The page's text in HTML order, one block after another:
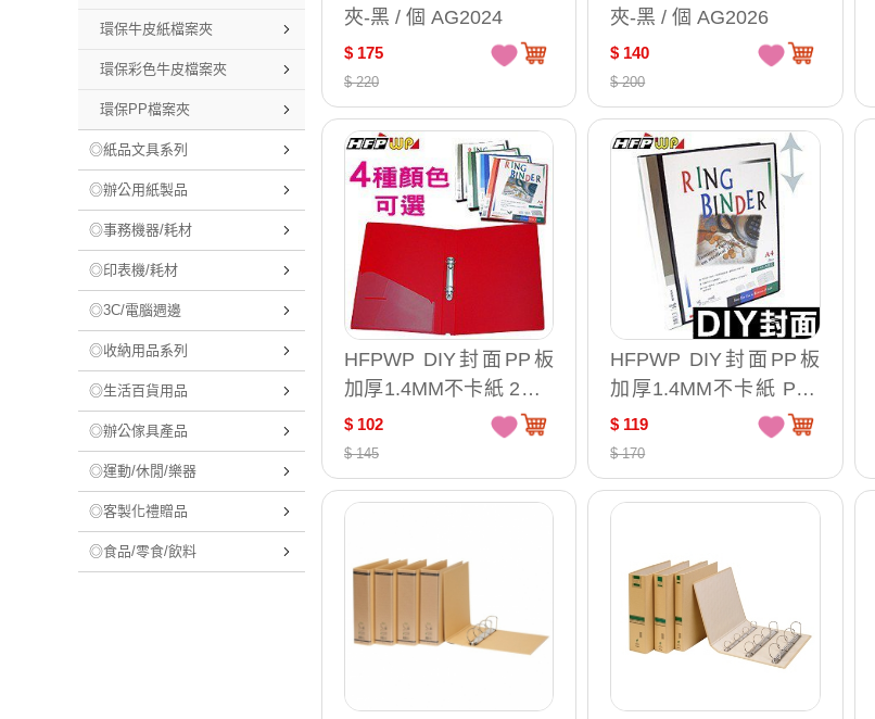
環保牛皮紙檔案夾
環保彩色牛皮檔案夾
環保PP檔案夾
◎紙品文具系列
◎辦公用紙製品
◎事務機器/耗材
◎印表機/耗材
◎3C/電腦週邊
◎收納用品系列
◎生活百貨用品
◎辦公傢具產品
◎運動/休閒/樂器
◎客製化禮贈品
◎食品/零食/飲料
夾-黑 / 個 AG2024
$ 175
$ 220
夾-黑 / 個 AG2026
$ 140
$ 200
HFPWP DIY封面PP板
加厚1.4MM不卡紙 2孔P
P檔案夾 環保無毒 台灣
製 / 個 DC532A
$ 102
$ 145
HFPWP DIY封面PP板
加厚1.4MM不卡紙 PP3
孔夾 環保無毒 台灣製 /
本 DC530AB
$ 119
$ 170